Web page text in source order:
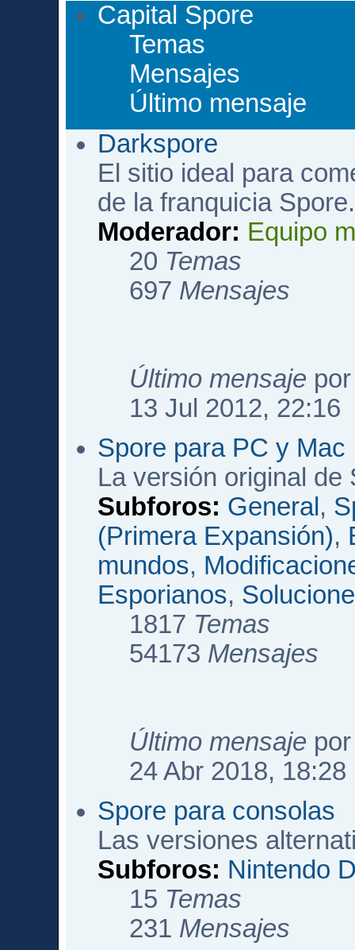
Capital Spore
Temas
Mensajes
Último mensaje
Darkspore
El sitio ideal para
de la franquicia Spore.
Moderador: Equipo
20 Temas
697 Mensajes
Último mensaje
13 Jul 2012, 22:16
Spore para PC y Mac
La versión original de
Subforos: General ,
(Primera Expansión),
mundos,
Esporianos,
1817 Temas
54173 Mensajes
Último mensaje
24 Abr 2018, 18:28
Spore para consolas
Las versiones
Subforos: Nintendo
15 Temas
231 Mensajes